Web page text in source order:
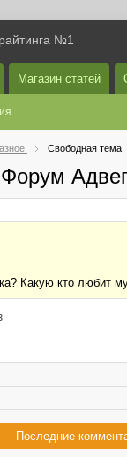
№1
Магазин статей
Свободная тема
Какую кто любит
Последние